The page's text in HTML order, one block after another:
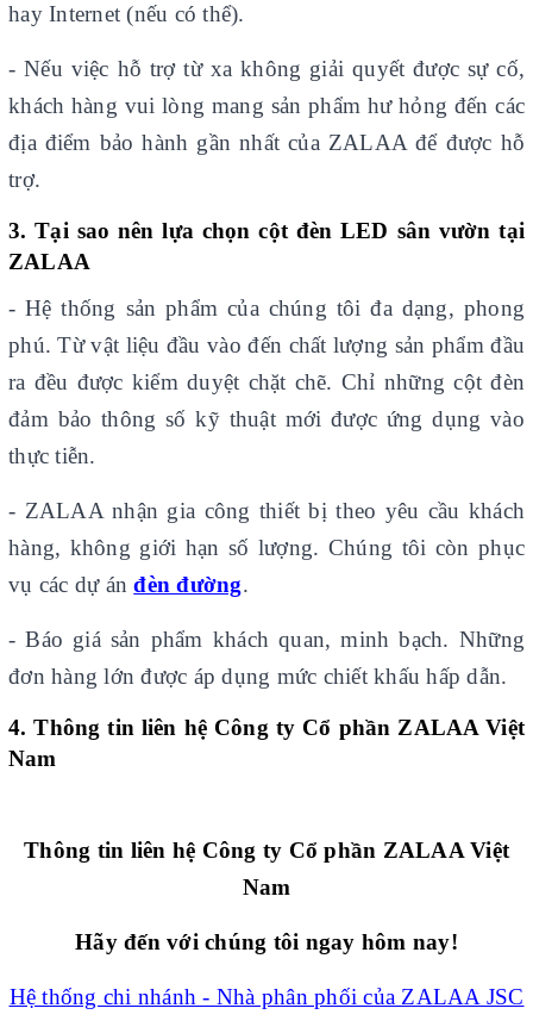
hay Internet (nếu có thể).
- Nếu việc hỗ trợ từ xa không giải quyết được sự cố,
khách hàng vui lòng mang sản phẩm hư hỏng đến các
địa điểm bảo hành gần nhất của ZALAA để được hỗ
trợ.
3. Tại sao nên lựa chọn cột đèn LED sân vườn tại
ZALAA
- Hệ thống sản phẩm của chúng tôi đa dạng, phong
phú. Từ vật liệu đầu vào đến chất lượng sản phẩm đầu
ra đều được kiểm duyệt chặt chẽ. Chỉ những cột đèn
đảm bảo thông số kỹ thuật mới được ứng dụng vào
thực tiễn.
- ZALAA nhận gia công thiết bị theo yêu cầu khách
hàng, không giới hạn số lượng. Chúng tôi còn phục
vụ các dự ánđèn đường.
- Báo giá sản phẩm khách quan, minh bạch. Những
đơn hàng lớn được áp dụng mức chiết khấu hấp dẫn.
4. Thông tin liên hệ Công ty Cổ phần ZALAA Việt
Nam
Thông tin liên hệ Công ty Cổ phần ZALAA Việt
Nam
Hãy đến với chúng tôi ngay hôm nay!
Hệ thống chi nhánh - Nhà phân phối của ZALAA JSC